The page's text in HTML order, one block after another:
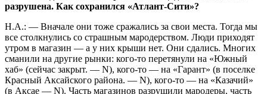
разрушена. Как сохранился «Атлант-Сити»?
Н.А.: — Вначале они тоже сражались за свои места. Тогда мы
все столкнулись со страшным мародерством. Люди приходят
утром в магазин — а у них крыши нет. Они сдались. Многих
сманили на другие рынки: кого-то перетянули на «Южный
хаб» (сейчас закрыт. — N), кого-то — на «Гарант» (в поселке
Красный Аксайского района. — N), кого-то — на «Казачий»
(в Аксае — N). Часть магазинов разрушили мародеры, часть